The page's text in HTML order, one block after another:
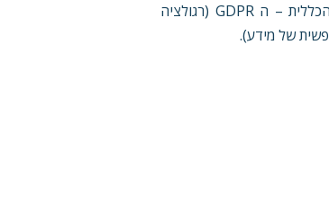
אנו פועלים בהתאם להוראות כל דין החל עלינו לעניין השמירה וההגנה על פרטיות המידע, לרבות הוראות הגנת המידע הכללית – ה GDPR (רגולציה